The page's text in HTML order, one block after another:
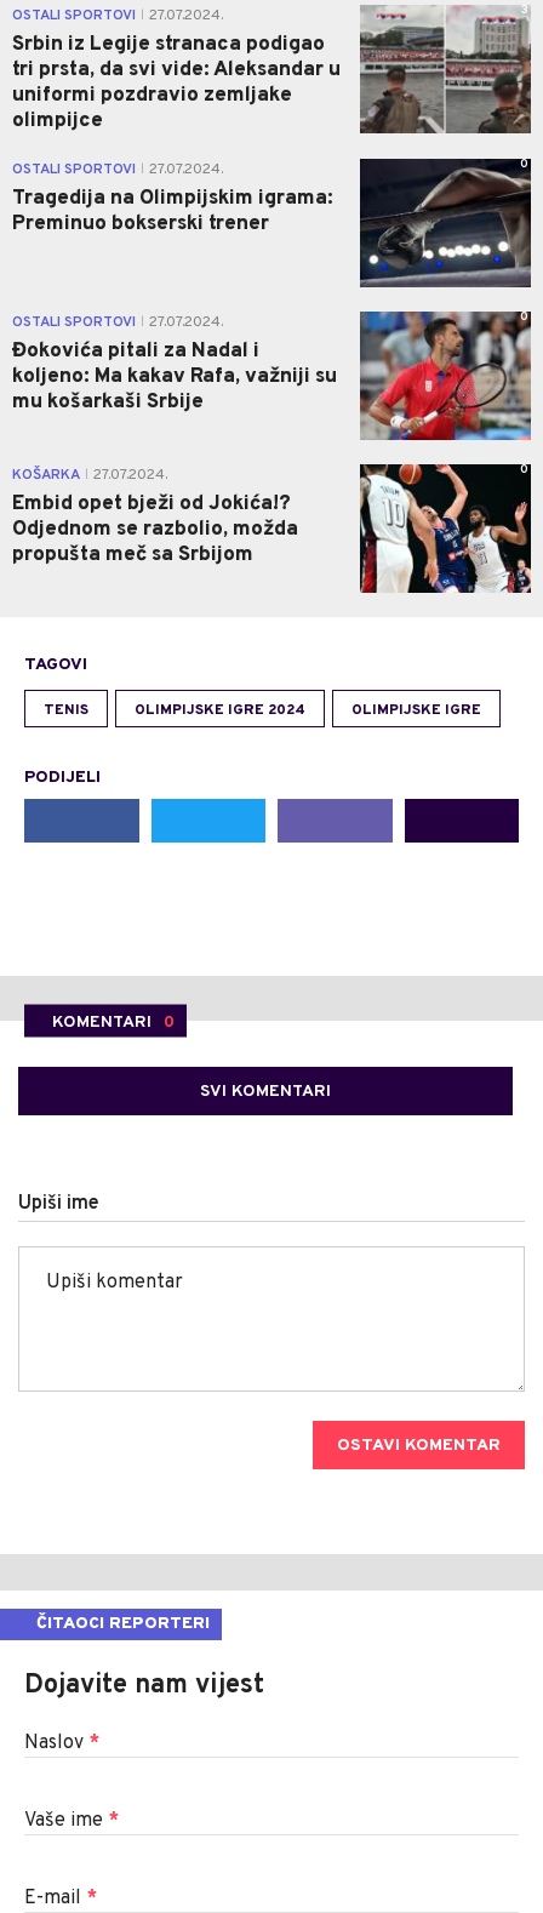
OSTALI SPORTOVI 27.07.2024.
Srbin iz Legije stranaca podigao
tri prsta, da svi vide: Aleksandar u
uniformi pozdravio zemljake
olimpijce
3
OSTALI SPORTOVI 27.07.2024.
Tragedija na Olimpijskim igrama:
Preminuo bokserski trener
0
OSTALI SPORTOVI 27.07.2024.
Đokovića pitali za Nadal i
koljeno: Ma kakav Rafa, važniji su
mu košarkaši Srbije
0
KOŠARKA 27.07.2024.
Embid opet bježi od Jokića!?
Odjednom se razbolio, možda
propušta meč sa Srbijom
0
TAGOVI
TENIS OLIMPIJSKE IGRE 2024 OLIMPIJSKE IGRE
PODIJELI
KOMENTARI 0
SVI KOMENTARI
Upiši ime
OSTAVI KOMENTAR
ČITAOCI REPORTERI
Dojavite nam vijest
Naslov *
Vaše ime *
E-mail *